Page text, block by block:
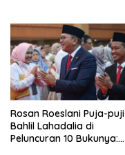
Rosan Roeslani Puja-puji
Bahlil Lahadalia di
Peluncuran 10 Bukunya: